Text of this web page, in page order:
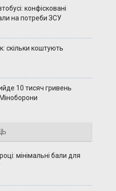
конфісковані
на потреби ЗСУ
скільки коштують
10 тисяч гривень
мінімальні бали для